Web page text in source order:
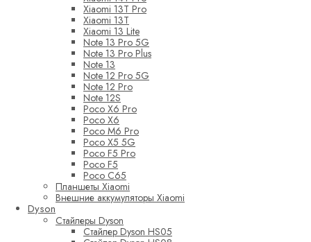
Xiaomi 13T Pro
Xiaomi 13T
Xiaomi 13 Lite
Note 13 Pro 5G
Note 13 Pro Plus
Note 13
Note 12 Pro 5G
Note 12 Pro
Note 12S
Poco X6 Pro
Poco X6
Poco M6 Pro
Poco X5 5G
Poco F5 Pro
Poco F5
Poco C65
Планшеты Xiaomi
Внешние аккумуляторы Xiaomi
Dyson
Стайлеры Dyson
Стайлер Dyson HS05